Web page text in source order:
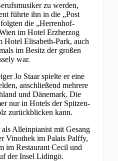
zu werden,
führte ihn in die „Post
die „Herrenhof-
im Hotel Erzherzog
Hotel Elisabeth-Park, auch
im Besitz der großen
war.
Jo Staar spielte er eine
anschließend mehrere
und Dänemark. Die
nur in Hotels der Spitzen-
zurückblicken kann.
Alleinpianist mit Gesang
Vinothek im Palais Palffy,
im Restaurant Cecil und
der Insel Lidingö.